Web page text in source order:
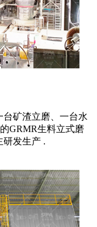
矿渣立磨、一台水
GRMR生料立式磨
研发生产 .